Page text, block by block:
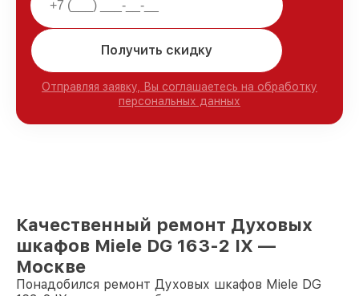
Получить скидку
Отправляя заявку, Вы соглашаетесь на обработку
персональных данных
Качественный ремонт Духовых
шкафов Miele DG 163-2 IX —
Москве
Понадобился ремонт Духовых шкафов Miele DG